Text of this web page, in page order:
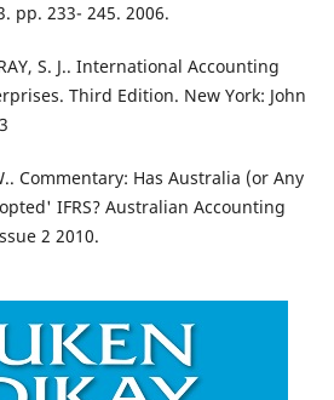
pp. 233- 245. 2006.
S. J.. International Accounting
Third Edition. New York: John
Commentary: Has Australia (or Any
IFRS? Australian Accounting
2 2010.